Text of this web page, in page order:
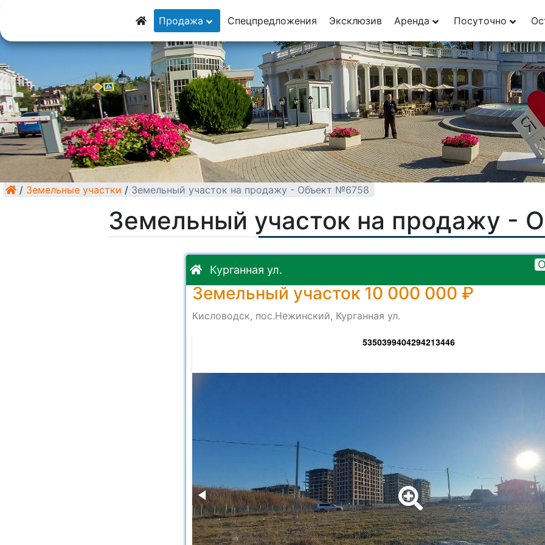
8 (928) 5555-929
8 (928) 3054-111
Продажа Спецпредложения Эксклюзив Аренда Посуточно
/ Земельные участки / Земельный участок на продажу - Объект №6758
Земельный участок на продажу -
Курганная ул.
Земельный участок 10 000 000 ₽
Кисловодск, пос.Нежинский, Курганная ул.
5350399404294213446